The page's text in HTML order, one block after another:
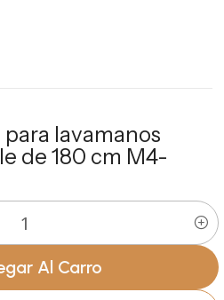
lavamanos
de 180 cm M4-
Al Carro